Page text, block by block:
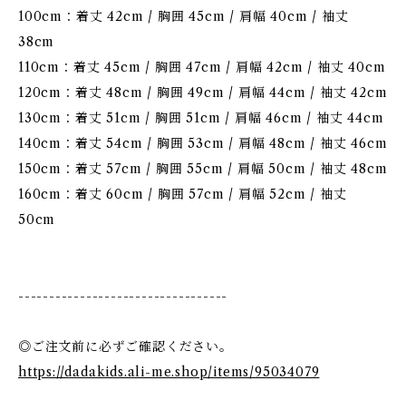
100cm：着丈 42cm / 胸囲 45cm / 肩幅 40cm / 袖丈
38cm
110cm：着丈 45cm / 胸囲 47cm / 肩幅 42cm / 袖丈 40cm
120cm：着丈 48cm / 胸囲 49cm / 肩幅 44cm / 袖丈 42cm
130cm：着丈 51cm / 胸囲 51cm / 肩幅 46cm / 袖丈 44cm
140cm：着丈 54cm / 胸囲 53cm / 肩幅 48cm / 袖丈 46cm
150cm：着丈 57cm / 胸囲 55cm / 肩幅 50cm / 袖丈 48cm
160cm：着丈 60cm / 胸囲 57cm / 肩幅 52cm / 袖丈
50cm
----------------------------------
◎ご注文前に必ずご確認ください。
https://dadakids.ali-me.shop/items/95034079